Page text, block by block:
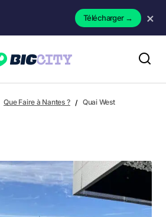
Télécharger→ ×
Que Faire à Nantes ? Quai West